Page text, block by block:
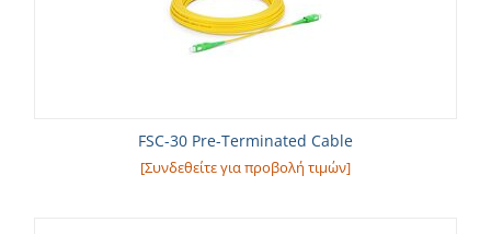
FSC-30 Pre-Terminated Cable
[Συνδεθείτε για προβολή τιμών]